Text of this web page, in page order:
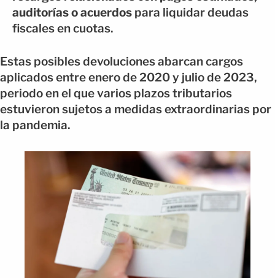
auditorías o acuerdos para liquidar deudas
fiscales en cuotas.
Estas posibles devoluciones abarcan cargos
aplicados entre enero de 2020 y julio de 2023,
periodo en el que varios plazos tributarios
estuvieron sujetos a medidas extraordinarias por
la pandemia.